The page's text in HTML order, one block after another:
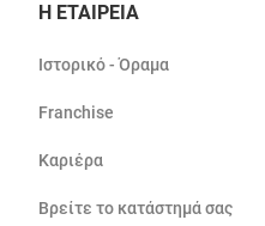
Η ΕΤΑΙΡΕΙΑ
Ιστορικό - Όραμα
Franchise
Καριέρα
Βρείτε το κατάστημά σας